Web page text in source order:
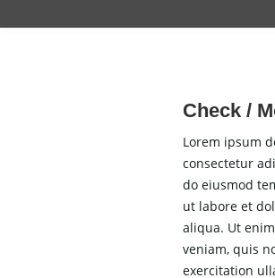
Check /
Lorem ipsum
consectetur
do eiusmod
ut labore et
aliqua. Ut
veniam, quis
exercitation